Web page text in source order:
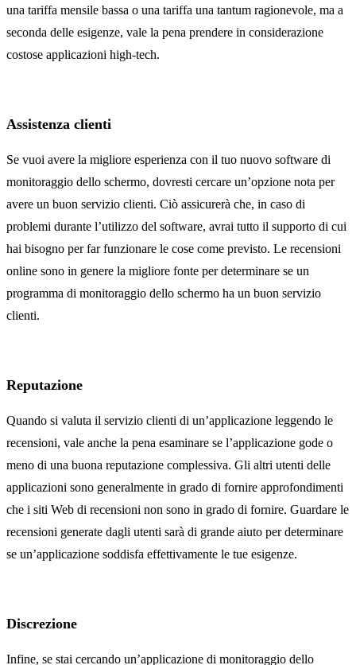
una tariffa mensile bassa o una tariffa una tantum ragionevole, ma a
seconda delle esigenze, vale la pena prendere in considerazione
costose applicazioni high-tech.
Assistenza clienti
Se vuoi avere la migliore esperienza con il tuo nuovo software di
monitoraggio dello schermo, dovresti cercare un’opzione nota per
avere un buon servizio clienti. Ciò assicurerà che, in caso di
problemi durante l’utilizzo del software, avrai tutto il supporto di cui
hai bisogno per far funzionare le cose come previsto. Le recensioni
online sono in genere la migliore fonte per determinare se un
programma di monitoraggio dello schermo ha un buon servizio
clienti.
Reputazione
Quando si valuta il servizio clienti di un’applicazione leggendo le
recensioni, vale anche la pena esaminare se l’applicazione gode o
meno di una buona reputazione complessiva. Gli altri utenti delle
applicazioni sono generalmente in grado di fornire approfondimenti
che i siti Web di recensioni non sono in grado di fornire. Guardare le
recensioni generate dagli utenti sarà di grande aiuto per determinare
se un’applicazione soddisfa effettivamente le tue esigenze.
Discrezione
Infine, se stai cercando un’applicazione di monitoraggio dello